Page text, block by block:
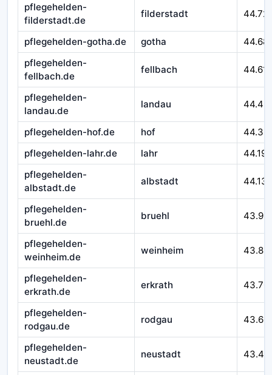
pflegehelden-
filderstadt.de
filderstadt 44.721
pflegehelden-gotha.de gotha
pflegehelden-
fellbach.de
fellbach 44.611
pflegehelden-
landau.de
landau
pflegehelden-hof.de hof
pflegehelden-lahr.de
lahr
44.195
pflegehelden-
albstadt.de
albstadt 44.135
pflegehelden-
bruehl.de
bruehl
pflegehelden-
weinheim.de
weinheim
pflegehelden-
erkrath.de
erkrath
pflegehelden-
rodgau.de
rodgau
pflegehelden-
neustadt.de
neustadt